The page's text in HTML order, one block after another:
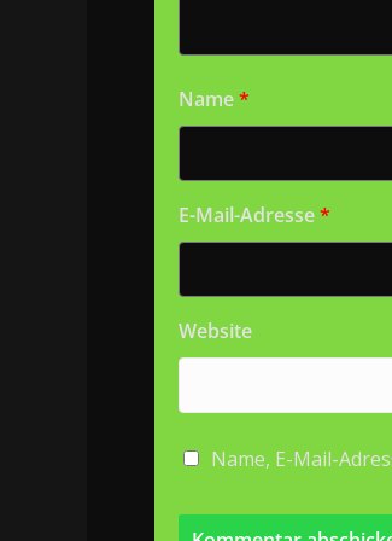
Name*
E-Mail-Adresse*
Website
Name, E-Mail-